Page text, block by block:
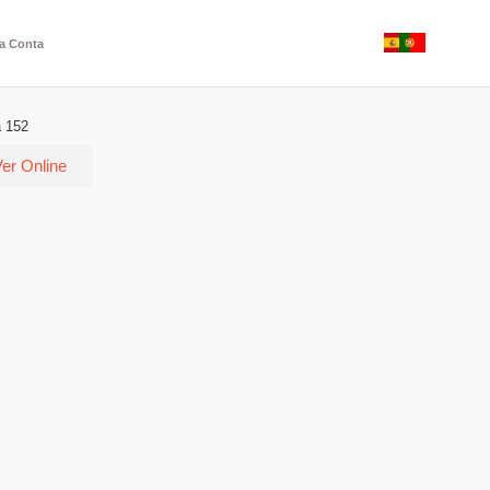
Conta
152
Online